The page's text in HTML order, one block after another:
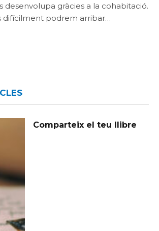
desenvolupa gràcies a la cohabitació.
difícilment podrem arribar…
Comparteix el teu llibre